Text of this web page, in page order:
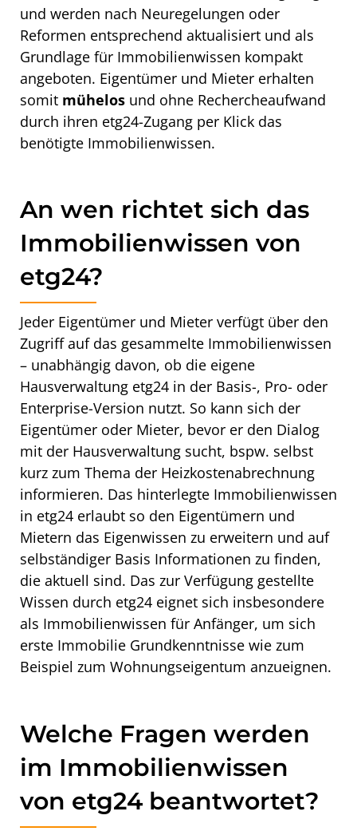
und werden nach Neuregelungen oder
Reformen entsprechend aktualisiert und als
Grundlage für Immobilienwissen kompakt
angeboten. Eigentümer und Mieter erhalten
somit mühelos und ohne Rechercheaufwand
durch ihren etg24-Zugang per Klick das
benötigte Immobilienwissen.
An wen richtet sich das
Immobilienwissen von
etg24?
Jeder Eigentümer und Mieter verfügt über den
Zugriff auf das gesammelte Immobilienwissen
– unabhängig davon, ob die eigene
Hausverwaltung etg24 in der Basis-, Pro- oder
Enterprise-Version nutzt. So kann sich der
Eigentümer oder Mieter, bevor er den Dialog
mit der Hausverwaltung sucht, bspw. selbst
kurz zum Thema der Heizkostenabrechnung
informieren. Das hinterlegte Immobilienwissen
in etg24 erlaubt so den Eigentümern und
Mietern das Eigenwissen zu erweitern und auf
selbständiger Basis Informationen zu finden,
die aktuell sind. Das zur Verfügung gestellte
Wissen durch etg24 eignet sich insbesondere
als Immobilienwissen für Anfänger, um sich
erste Immobilie Grundkenntnisse wie zum
Beispiel zum Wohnungseigentum anzueignen.
Welche Fragen werden
im Immobilienwissen
von etg24 beantwortet?